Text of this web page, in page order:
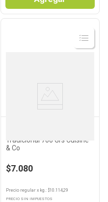
Ver
Producto
Tradicional 700 Grs Cuisine
& Co
$7.080
Precio regularx kg.: $10.114,29
PRECIO SIN IMPUESTOS